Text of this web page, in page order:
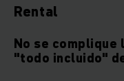
Rental
No se
"todo incluido"